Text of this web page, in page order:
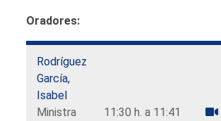
Oradores:
Rodríguez
García,
Isabel
Ministra
11:30 h. a 11:41